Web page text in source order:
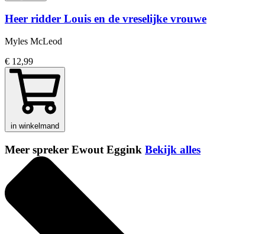
Heer ridder Louis en de vreselijke vrouwe
Myles McLeod
€ 12,99
in winkelmand
Meer spreker Ewout Eggink Bekijk alles